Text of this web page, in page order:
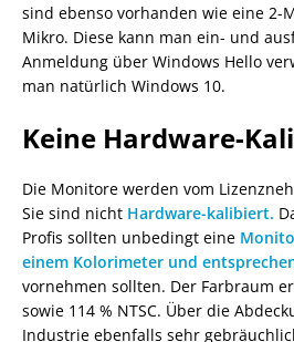
sind ebenso vorhanden wie eine 2-
Mikro. Diese kann man ein- und
Anmeldung über Windows Hello
man natürlich Windows 10.
Keine Hardware-
Die Monitore werden vom
Sie sind nicht Hardware-kalibiert.
Profis sollten unbedingt eine
einem Kolorimeter und
vornehmen sollten. Der Farbraum
sowie 114 % NTSC. Über die
Industrie ebenfalls sehr